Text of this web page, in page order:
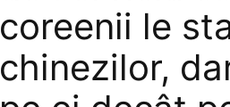
coreenii le
chinezilor,